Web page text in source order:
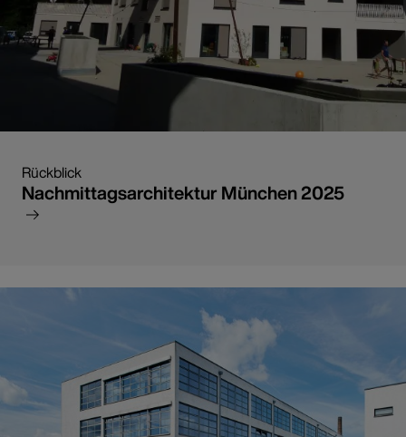
Rückblick
Nachmittagsarchitektur München 2025